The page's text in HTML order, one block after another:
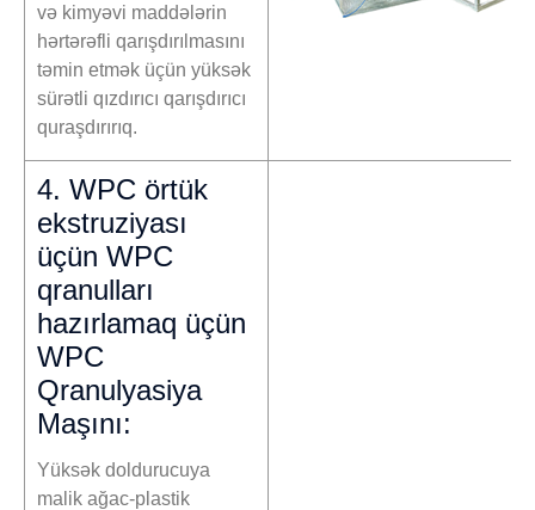
və kimyəvi maddələrin
hərtərəfli qarışdırılmasını
təmin etmək üçün yüksək
sürətli qızdırıcı qarışdırıcı
quraşdırırıq.
4. WPC örtük
ekstruziyası
üçün WPC
qranulları
hazırlamaq üçün
WPC
Qranulyasiya
Maşını:
Yüksək doldurucuya
malik ağac-plastik